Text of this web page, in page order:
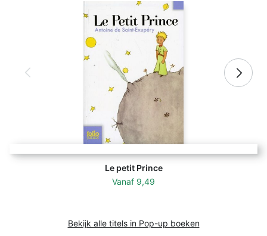
Le petit Prince
Vanaf 9,49
Bekijk alle titels in Pop-up boeken